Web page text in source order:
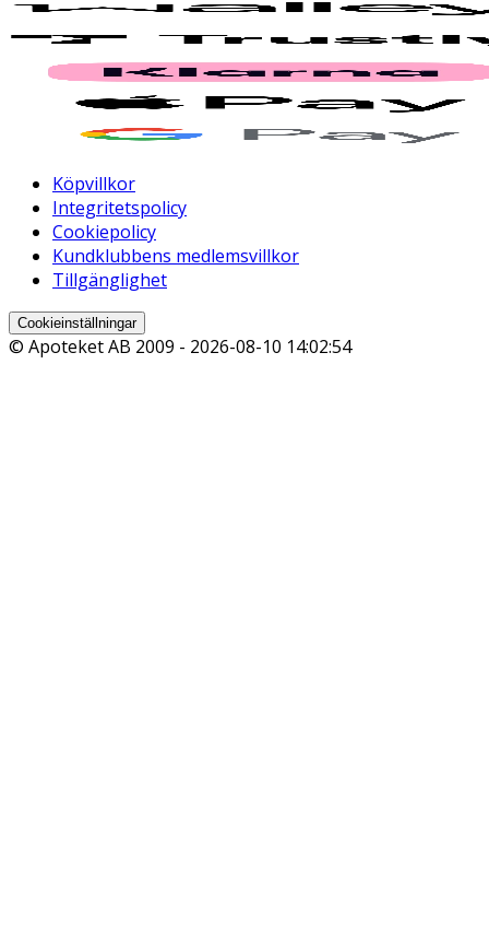
Köpvillkor
Integritetspolicy
Cookiepolicy
Kundklubbens medlemsvillkor
Tillgänglighet
Cookieinställningar
© Apoteket AB 2009 - 2026-08-10 14:02:54